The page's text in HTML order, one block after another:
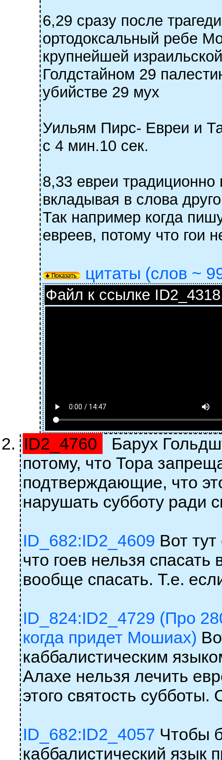
6,29 сразу после
ортодоксальный ребе
крупнейшей
Голдстайном 29
убийстве 29 мух
Уильям Пирс- Евреи и
с 4 мин.10 сек.
8,33 евреи традиционно
вкладывая в слова
Так например когда
евреев, потому что гои
цитаты (слов ~
Файл к ссылке ID2_4318
ID2_4760
Барух
потому, что Тора
подтверждающие, что
нарушать субботу ради
ID_682:ID2_4609 Вот
что гоев нельзя
вообще спасать. Т.е.
ID_824:ID2_4729 (Про
когда придет Мошиах)
каббалистическим
Алахе нельзя лечить
этого святость
ID_682:ID2_4057 Чтобы
каббалистический язык